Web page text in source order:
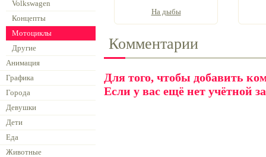
Volkswagen
Концепты
Мотоциклы
Другие
Анимация
Графика
Города
Девушки
Дети
Еда
Животные
На дыбы
Комментарии
Для того, чтобы добавить
Если у вас ещё нет учётной